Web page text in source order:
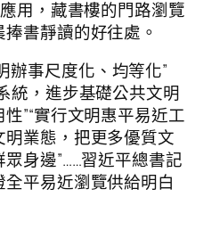
用，藏書樓的門路瀏覽
書靜讀的好往處。
辦事尺度化、均等化”
統，進步基礎公共文明
”“實行文明惠平易近工
業態，把更多優質文
身邊”……習近平總書記
平易近瀏覽供給明白